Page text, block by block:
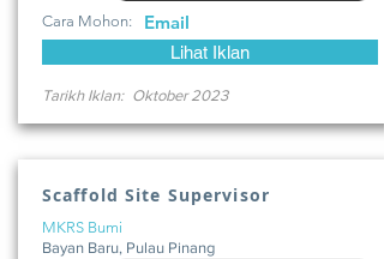
Cara Mohon: Email
Lihat Iklan
Tarikh Iklan: Oktober 2023
Scaffold Site Supervisor
MKRS Bumi
Bayan Baru, Pulau Pinang